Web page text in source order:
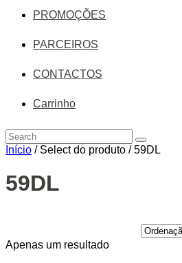
PROMOÇÕES
PARCEIROS
CONTACTOS
Carrinho
Início / Select do produto / 59DL
59DL
On sale(14)
Apenas um resultado